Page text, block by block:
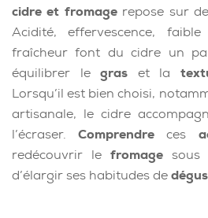
cidre et fromagerepose sur
Acidité, effervescence,
fraîcheur font du cidre un
équilibrer legras et la
Lorsqu’il est bien choisi,
artisanale, le cidre
l’écraser.Comprendre ces
redécouvrir le fromage
d’élargir ses habitudes de